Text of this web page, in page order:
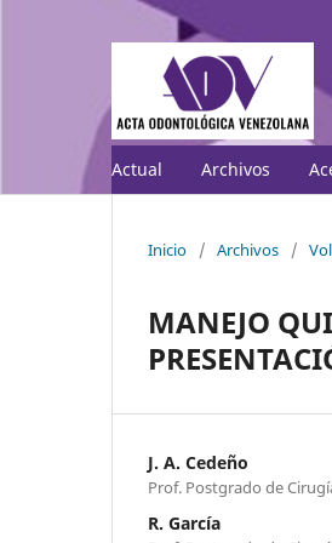
Actual Archivos
Inicio / Archivos /
MANEJO
J. A. Cedeño
Prof. Postgrado de
R. García